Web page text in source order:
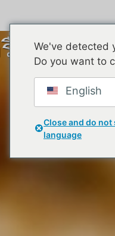
องแปรรู
We've detected
Do you want to
English
Close and do not
language